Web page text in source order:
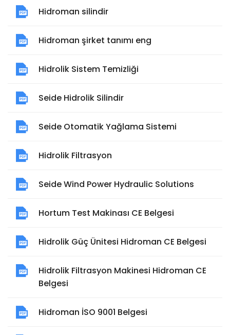
Hidroman silindir
Hidroman şirket tanımı eng
Hidrolik Sistem Temizliği
Seide Hidrolik Silindir
Seide Otomatik Yağlama Sistemi
Hidrolik Filtrasyon
Seide Wind Power Hydraulic Solutions
Hortum Test Makinası CE Belgesi
Hidrolik Güç Ünitesi Hidroman CE Belgesi
Hidrolik Filtrasyon Makinesi Hidroman CE
Belgesi
Hidroman İSO 9001 Belgesi